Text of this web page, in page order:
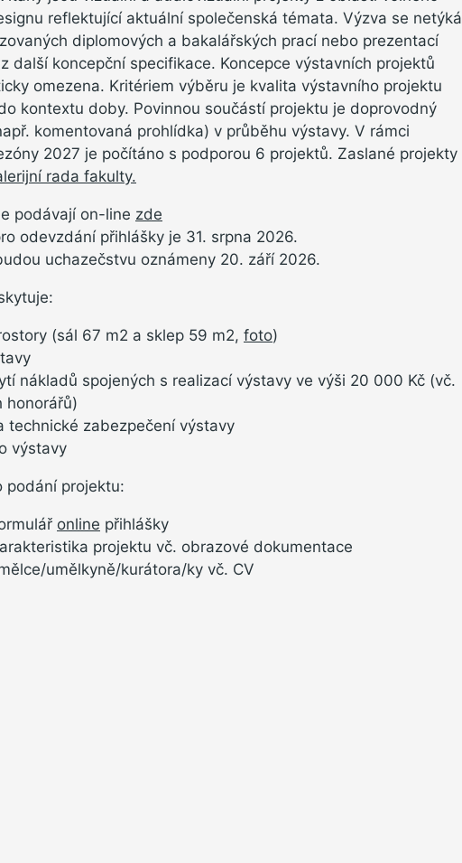
reflektující aktuální společenská témata. Výzva se netýká
diplomových a bakalářských prací nebo prezentací
další koncepční specifikace. Koncepce výstavních projektů
omezena. Kritériem výběru je kvalita výstavního projektu
kontextu doby. Povinnou součástí projektu je doprovodný
komentovaná prohlídka) v průběhu výstavy. V rámci
2027 je počítáno s podporou 6 projektů. Zaslané projekty
rada fakulty.
podávají on-line zde
odevzdání přihlášky je 31. srpna 2026.
uchazečstvu oznámeny 20. září 2026.
(sál 67 m2 a sklep 59 m2, foto)
nákladů spojených s realizací výstavy ve výši 20 000 Kč (vč.
honorářů)
technické zabezpečení výstavy
výstavy
podání projektu:
online přihlášky
projektu vč. obrazové dokumentace
umělkyně/kurátora/ky vč. CV